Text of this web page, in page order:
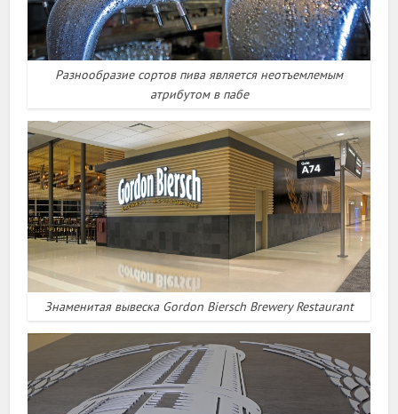
Разнообразие сортов пива является неотъемлемым
атрибутом в пабе
Знаменитая вывеска Gordon Biersch Brewery Restaurant